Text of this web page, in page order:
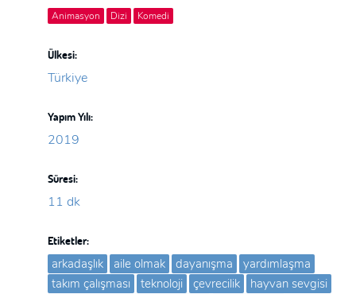
Animasyon Dizi Komedi
Ülkesi:
Türkiye
Yapım Yılı:
2019
Süresi:
11 dk
Etiketler:
arkadaşlık aile olmak dayanışma
yardımlaşma
takım çalışması
teknoloji çevrecilik
hayvan sevgisi